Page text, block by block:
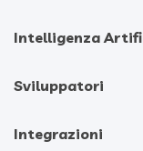
Intelligenza
Sviluppatori
Integrazioni